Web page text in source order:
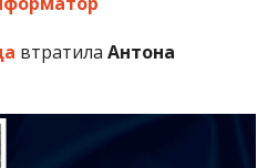
втратила Антона